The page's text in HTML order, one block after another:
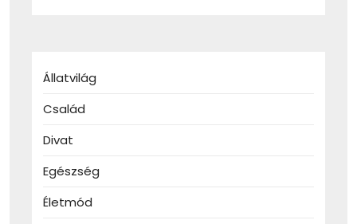
Állatvilág
Család
Divat
Egészség
Életmód